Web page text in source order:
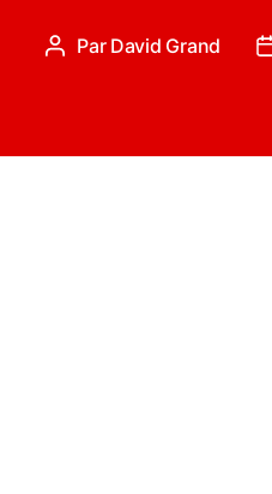
Auteur
Par David Grand